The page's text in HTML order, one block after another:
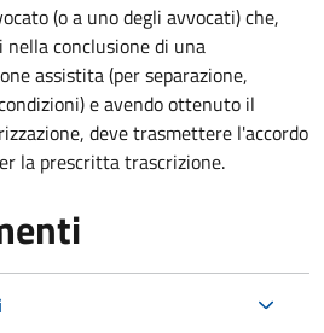
(o a uno degli avvocati) che,
conclusione di una
assistita (per separazione,
e avendo ottenuto il
deve trasmettere l'accordo
la prescritta trascrizione.